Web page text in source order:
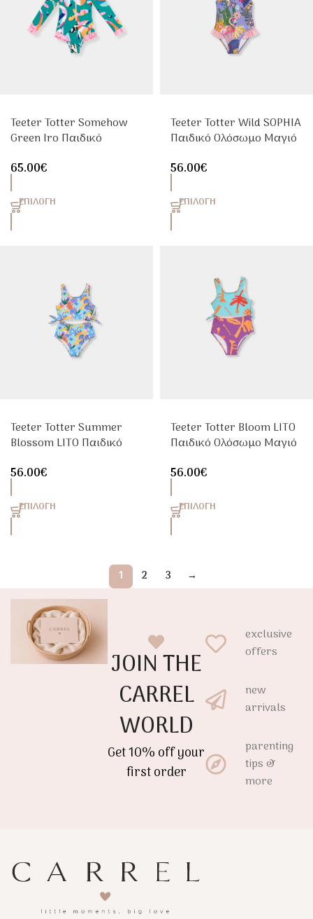
Teeter Totter Somehow
Green Iro Παιδικό
Μαγιό Κορίτσι UPF50+
65.00€
ΕΠΙΛΟΓΉ
Teeter Totter Wild SOPHIA
Παιδικό Ολόσωμο Μαγιό
56.00€
ΕΠΙΛΟΓΉ
Teeter Totter Summer
Blossom LITO Παιδικό
UPF50+
56.00€
ΕΠΙΛΟΓΉ
Teeter Totter Bloom LITO
Παιδικό Ολόσωμο Μαγιό
56.00€
ΕΠΙΛΟΓΉ
1 2 3 →
JOIN THE
CARREL
WORLD
Get 10% off your
first order
exclusive
offers
new
arrivals
parenting
tips &
more